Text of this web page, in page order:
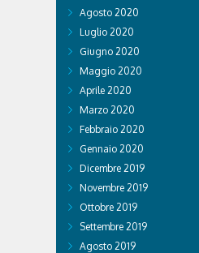
Agosto 2020
Luglio 2020
Giugno 2020
Maggio 2020
Aprile 2020
Marzo 2020
Febbraio 2020
Gennaio 2020
Dicembre 2019
Novembre 2019
Ottobre 2019
Settembre 2019
Agosto 2019